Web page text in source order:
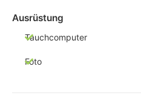
Ausrüstung
Tauchcomputer
Foto